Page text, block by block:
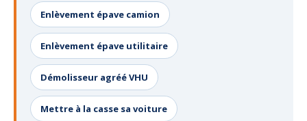
Enlèvement épave camion
Enlèvement épave utilitaire
Démolisseur agréé VHU
Mettre à la casse sa voiture